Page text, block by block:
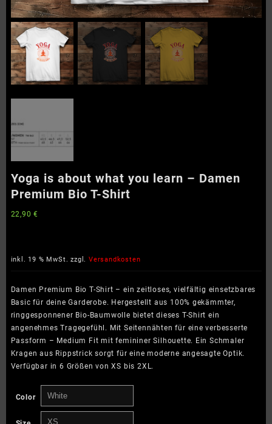
Yoga is about what you learn – Damen
Premium Bio T-Shirt
22,90€
inkl. 19 % MwSt. zzgl. Versandkosten
Damen Premium Bio T-Shirt – ein zeitloses, vielfältig einsetzbares
Basic für deine Garderobe. Hergestellt aus 100% gekämmter,
ringgesponnener Bio-Baumwolle bietet dieses T-Shirt ein
angenehmes Tragegefühl. Mit Seitennähten für eine verbesserte
Passform – Medium Fit mit femininer Silhouette. Ein Schmaler
Kragen aus Rippstrick sorgt für eine moderne angesagte Optik.
Verfügbar in 6 Größen von XS bis 2XL.
Color